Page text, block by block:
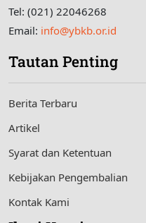
Tel: (021) 22046268
Email: info@ybkb.or.id
Tautan Penting
Berita Terbaru
Artikel
Syarat dan Ketentuan
Kebijakan Pengembalian
Kontak Kami